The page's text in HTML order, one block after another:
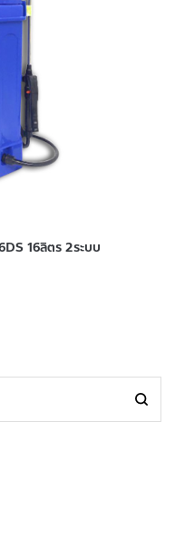
16ลิตร 2ระบบ